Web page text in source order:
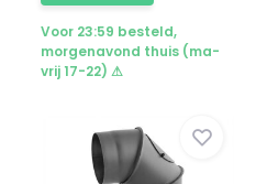
Voor 23:59 besteld,
morgenavond thuis (ma-
vrij 17-22) ⚠